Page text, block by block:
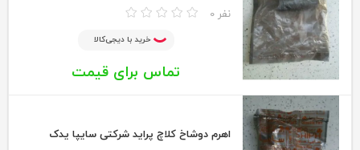
0 نفر
خرید با دیجی‌کالا
تماس برای قیمت
اهرم دوشاخ کلاچ پراید شرکتی سایپا یدک